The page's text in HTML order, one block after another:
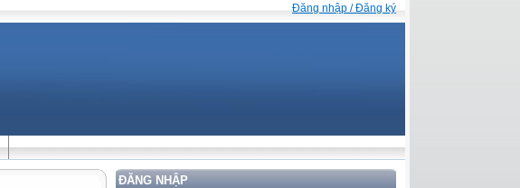
Đăng nhập / Đăng ký
ĐĂNG NHẬP